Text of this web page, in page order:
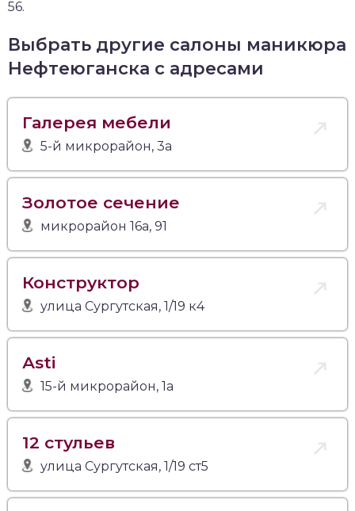
56.
Выбрать другие салоны маникюра
Нефтеюганска с адресами
Галерея мебели
5-й микрорайон, 3а
Золотое сечение
микрорайон 16а, 91
Конструктор
улица Сургутская, 1/19 к4
Аsti
15-й микрорайон, 1а
12 стульев
улица Сургутская, 1/19 ст5